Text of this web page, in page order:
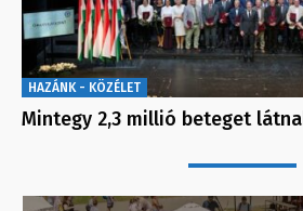
HAZÁNK - KÖZÉLET
Mintegy 2,3 millió beteget